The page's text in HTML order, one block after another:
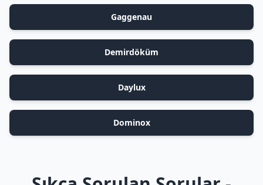
Gaggenau
Demirdöküm
Daylux
Dominox